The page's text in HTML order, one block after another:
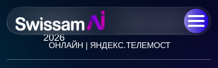
13 ФЕВРАЛЯ
2026
15:00 ПО МСК
ОНЛАЙН | ЯНДЕКС.ТЕЛЕМОСТ
Длительность: 45 минут